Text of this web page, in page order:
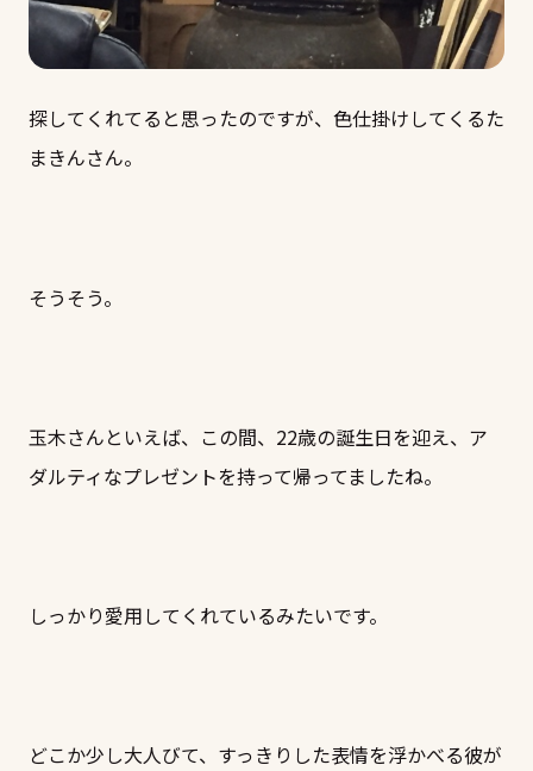
探してくれてると思ったのですが、色仕掛けしてくるた
まきんさん。
そうそう。
玉木さんといえば、この間、22歳の誕生日を迎え、ア
ダルティなプレゼントを持って帰ってましたね。
しっかり愛用してくれているみたいです。
どこか少し大人びて、すっきりした表情を浮かべる彼が